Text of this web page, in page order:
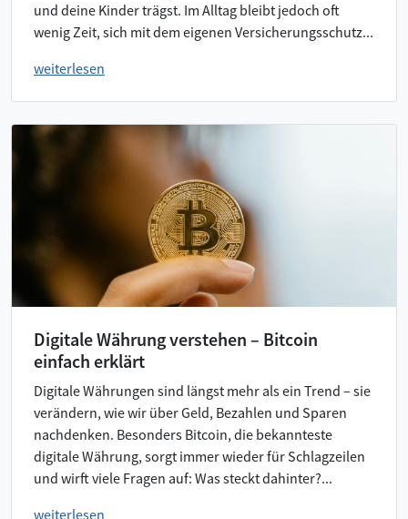
und deine Kinder trägst. Im Alltag bleibt jedoch oft
wenig Zeit, sich mit dem eigenen Versicherungsschutz...
weiterlesen
Digitale Währung verstehen – Bitcoin
einfach erklärt
Digitale Währungen sind längst mehr als ein Trend – sie
verändern, wie wir über Geld, Bezahlen und Sparen
nachdenken. Besonders Bitcoin, die bekannteste
digitale Währung, sorgt immer wieder für Schlagzeilen
und wirft viele Fragen auf: Was steckt dahinter?...
weiterlesen